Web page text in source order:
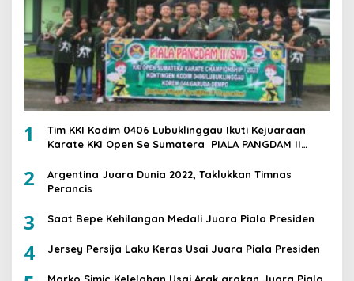
1
Tim KKI Kodim 0406 Lubuklinggau Ikuti Kejuaraan
Karate KKI Open Se Sumatera PIALA PANGDAM II
2
Argentina Juara Dunia 2022, Taklukkan Timnas
Perancis
3 Saat Bepe Kehilangan Medali Juara Piala Presiden
4 Jersey Persija Laku Keras Usai Juara Piala Presiden